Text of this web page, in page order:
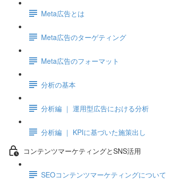
Meta広告とは
Meta広告のターゲティング
Meta広告のフォーマット
分析の基本
分析編 ｜ 運用型広告における分析
分析編 ｜ KPIに基づいた施策出し
コンテンツマーケティングとSNS活用
SEOコンテンツマーケティングについて